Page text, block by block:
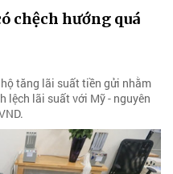
chệch hướng quá
tăng lãi suất tiền gửi nhằm
lệch lãi suất với Mỹ - nguyên